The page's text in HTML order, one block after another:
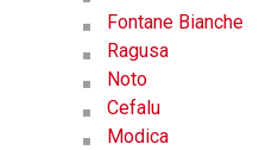
Fontane Bianche
Ragusa
Noto
Cefalu
Modica